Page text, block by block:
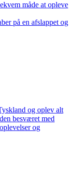
måde at opleve
på en afslappet og
og oplev alt
besværet med
og